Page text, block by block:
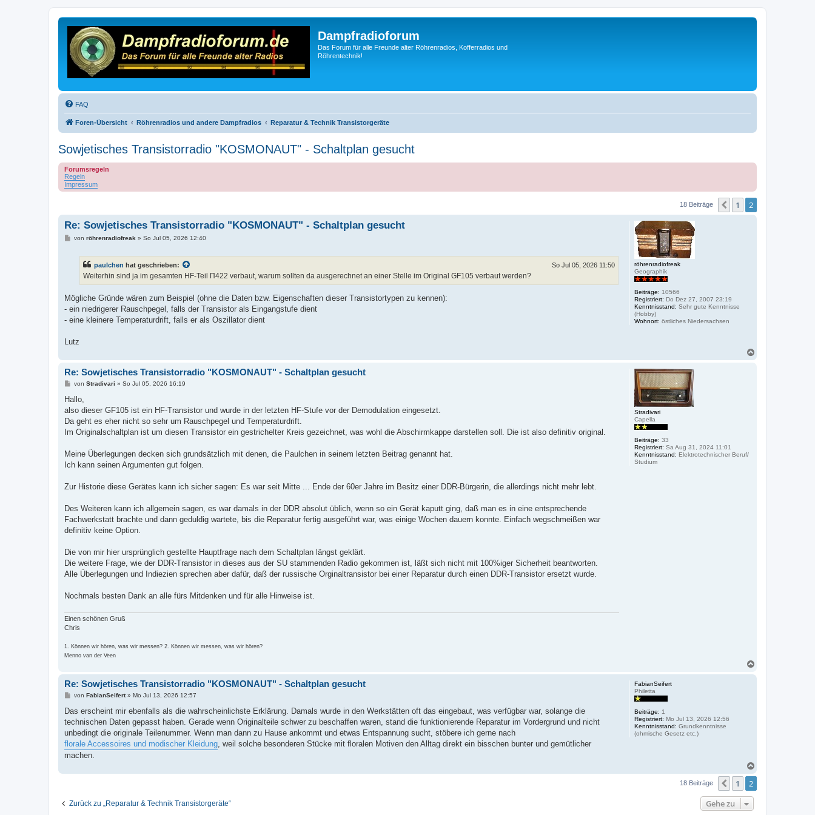
Dampfradioforum
Das Forum für alle Freunde alter Röhrenradios, Kofferradios und
Röhrentechnik!
FAQ
Foren-Übersicht Röhrenradios und andere Dampfradios Reparatur & Technik Transistorgeräte
Sowjetisches Transistorradio "KOSMONAUT" - Schaltplan gesucht
Forumsregeln
Regeln
Impressum
18 Beiträge Vorherige
1 2
röhrenradiofreak
Geographik
Beiträge: 10566
Registriert: Do Dez 27, 2007 23:19
Kenntnisstand: Sehr gute Kenntnisse
(Hobby)
Wohnort: östliches Niedersachsen
Re: Sowjetisches Transistorradio "KOSMONAUT" - Schaltplan gesucht
Bvon röhrenradiofreak » So Jul 05, 2026 12:40
paulchen hat geschrieben: So Jul 05, 2026 11:50
Weiterhin sind ja im gesamten HF-Teil П422 verbaut, warum sollten da ausgerechnet an einer Stelle im Original GF105 verbaut werden?
Mögliche Gründe wären zum Beispiel (ohne die Daten bzw. Eigenschaften dieser Transistortypen zu kennen):
- ein niedrigerer Rauschpegel, falls der Transistor als Eingangstufe dient
- eine kleinere Temperaturdrift, falls er als Oszillator dient
Lutz
Stradivari
Capella
Beiträge: 33
Registriert: Sa Aug 31, 2024 11:01
Kenntnisstand: Elektrotechnischer Beruf/
Studium
Re: Sowjetisches Transistorradio "KOSMONAUT" - Schaltplan gesucht
B
i
r
a
von Stradivari » So Jul 05, 2026 16:19
Hallo,
also dieser GF105 ist ein HF-Transistor und wurde in der letzten HF-Stufe vor der Demodulation eingesetzt.
Da geht es eher nicht so sehr um Rauschpegel und Temperaturdrift.
Im Originalschaltplan ist um diesen Transistor ein gestrichelter Kreis gezeichnet, was wohl die Abschirmkappe darstellen soll. Die ist also definitiv original.
Meine Überlegungen decken sich grundsätzlich mit denen, die Paulchen in seinem letzten Beitrag genannt hat.
Ich kann seinen Argumenten gut folgen.
Zur Historie diese Gerätes kann ich sicher sagen: Es war seit Mitte ... Ende der 60er Jahre im Besitz einer DDR-Bürgerin, die allerdings nicht mehr lebt.
Des Weiteren kann ich allgemein sagen, es war damals in der DDR absolut üblich, wenn so ein Gerät kaputt ging, daß man es in eine entsprechende
Fachwerkstatt brachte und dann geduldig wartete, bis die Reparatur fertig ausgeführt war, was einige Wochen dauern konnte. Einfach wegschmeißen war
definitiv keine Option.
Die von mir hier ursprünglich gestellte Hauptfrage nach dem Schaltplan längst geklärt.
Die weitere Frage, wie der DDR-Transistor in dieses aus der SU stammenden Radio gekommen ist, läßt sich nicht mit 100%iger Sicherheit beantworten.
Alle Überlegungen und Indiezien sprechen aber dafür, daß der russische Orginaltransistor bei einer Reparatur durch einen DDR-Transistor ersetzt wurde.
Nochmals besten Dank an alle fürs Mitdenken und für alle Hinweise ist.
Einen schönen Gruß
Chris
1. Können wir hören, was wir messen? 2. Können wir messen, was wir hören?
Menno van der Veen
FabianSeifert
Philetta
Beiträge: 1
Registriert: Mo Jul 13, 2026 12:56
Kenntnisstand: Grundkenntnisse
(ohmische Gesetz etc.)
Re: Sowjetisches Transistorradio "KOSMONAUT" - Schaltplan gesucht
B
i
r
a
von FabianSeifert» Mo Jul 13, 2026 12:57
Das erscheint mir ebenfalls als die wahrscheinlichste Erklärung. Damals wurde in den Werkstätten oft das eingebaut, was verfügbar war, solange die
technischen Daten gepasst haben. Gerade wenn Originalteile schwer zu beschaffen waren, stand die funktionierende Reparatur im Vordergrund und nicht
unbedingt die originale Teilenummer. Wenn man dann zu Hause ankommt und etwas Entspannung sucht, stöbere ich gerne nach
florale Accessoires und modischer Kleidung, weil solche besonderen Stücke mit floralen Motiven den Alltag direkt ein bisschen bunter und gemütlicher
machen.
h
18 Beiträge Vorherige
1 2
Zurück zu „Reparatur & Technik Transistorgeräte“ Gehe zu